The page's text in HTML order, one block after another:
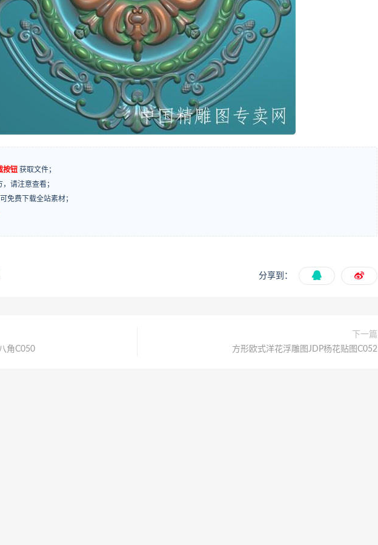
按钮 获取文件；
请注意查看；
免费下载全站素材；
分享到：
角C050
下一篇
方形欧式洋花浮雕图JDP杨花贴图C052